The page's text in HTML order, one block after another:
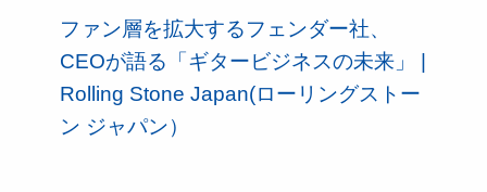
ファン層を拡大するフェンダー社、
CEOが語る「ギタービジネスの未来」 |
Rolling Stone Japan(ローリングストー
ン ジャパン）